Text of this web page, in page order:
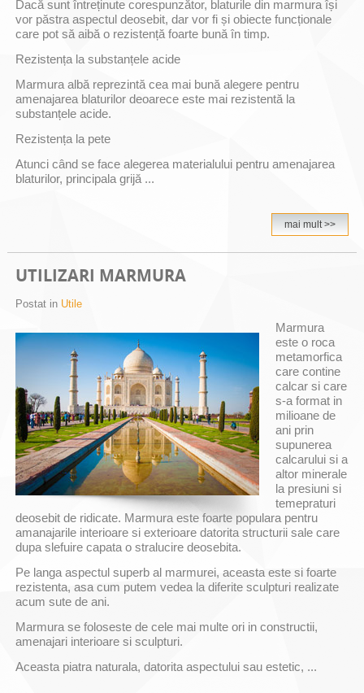
Dacă sunt întreținute corespunzător, blaturile din marmura își
vor păstra aspectul deosebit, dar vor fi și obiecte funcționale
care pot să aibă o rezistență foarte bună în timp.
Rezistența la substanțele acide
Marmura albă reprezintă cea mai bună alegere pentru
amenajarea blaturilor deoarece este mai rezistentă la
substanțele acide.
Rezistența la pete
Atunci când se face alegerea materialului pentru amenajarea
blaturilor, principala grijă ...
mai mult >>
UTILIZARI MARMURA
Postat in Utile
Marmura
este o roca
metamorfica
care contine
calcar si care
s-a format in
milioane de
ani prin
supunerea
calcarului si a
altor minerale
la presiuni si
temepraturi
deosebit de ridicate. Marmura este foarte populara pentru
amanajarile interioare si exterioare datorita structurii sale care
dupa slefuire capata o stralucire deosebita.
Pe langa aspectul superb al marmurei, aceasta este si foarte
rezistenta, asa cum putem vedea la diferite sculpturi realizate
acum sute de ani.
Marmura se foloseste de cele mai multe ori in constructii,
amenajari interioare si sculpturi.
Aceasta piatra naturala, datorita aspectului sau estetic, ...